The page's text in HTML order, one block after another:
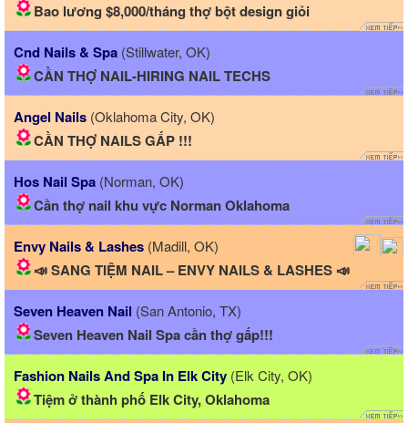
Bao lương $8,000/tháng thợ bột design giỏi
Cnd Nails & Spa (Stillwater, OK)
CẦN THỢ NAIL-HIRING NAIL TECHS
Angel Nails (Oklahoma City, OK)
CẦN THỢ NAILS GẤP !!!
Hos Nail Spa (Norman, OK)
Cần thợ nail khu vực Norman Oklahoma
Envy Nails & Lashes (Madill, OK)
📣 SANG TIỆM NAIL – ENVY NAILS & LASHES 📣
Seven Heaven Nail (San Antonio, TX)
Seven Heaven Nail Spa cần thợ gấp!!!
Fashion Nails And Spa In Elk City (Elk City, OK)
Tiệm ở thành phố Elk City, Oklahoma